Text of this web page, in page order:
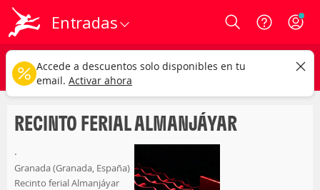
Entradas Login
recinto ferial almanjáyar
Cualquier tipo Cualquier fecha
CAMBIAR
RECINTO FERIAL ALMANJÁYAR
.
Granada (Granada, España)
Recinto ferial Almanjáyar
Accede a descuentos solo disponibles en tu
email. Activar ahora